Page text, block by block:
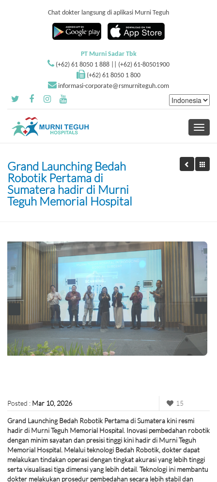
Chat dokter langsung di aplikasi Murni Teguh
PT Murni Sadar Tbk
(+62) 61 8050 1 888 || (+62) 61-80501900
(+62) 61 8050 1 800
informasi-corporate@rsmurniteguh.com
Toggle
Grand Launching Bedah
Robotik Pertama di
Sumatera hadir di Murni
Teguh Memorial Hospital
Posted : Mar 10, 2026 15
Grand Launching Bedah Robotik Pertama di Sumatera kini resmi
hadir di Murni Teguh Memorial Hospital. Inovasi pembedahan robotik
dengan minim sayatan dan presisi tinggi kini hadir di Murni Teguh
Memorial Hospital. Melalui teknologi Bedah Robotik, dokter dapat
melakukan tindakan operasi dengan tingkat akurasi yang lebih tinggi
serta visualisasi tiga dimensi yang lebih detail. Teknologi ini membantu
dokter melakukan prosedur pembedahan secara lebih stabil dan